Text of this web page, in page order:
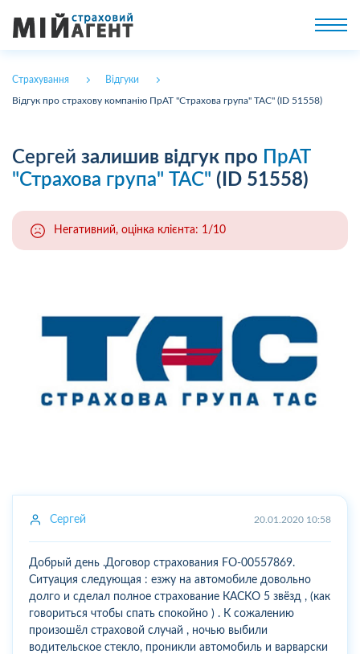
Страхування Відгуки
Відгук про страхову компанію ПрАТ "Страхова група" ТАС" (ID 51558)
Сергей залишив відгук про
ПрАТ
"Страхова група" ТАС" (ID 51558)
Негативний, оцінка клієнта: 1/10
Сергей 20.01.2020 10:58
Добрый день .Договор страхования FO-00557869.
Ситуация следующая : езжу на автомобиле довольно
долго и сделал полное страхование КАСКО 5 звёзд , (как
говориться чтобы спать спокойно ) . К сожалению
произошёл страховой случай , ночью выбили
водительское стекло, проникли автомобиль и варварски